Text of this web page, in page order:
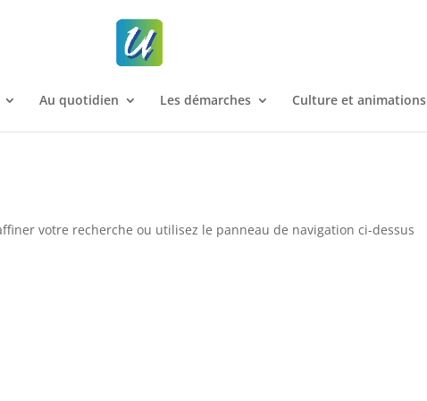
Au quotidien Les démarches Culture et animations
votre recherche ou utilisez le panneau de navigation ci-dessus